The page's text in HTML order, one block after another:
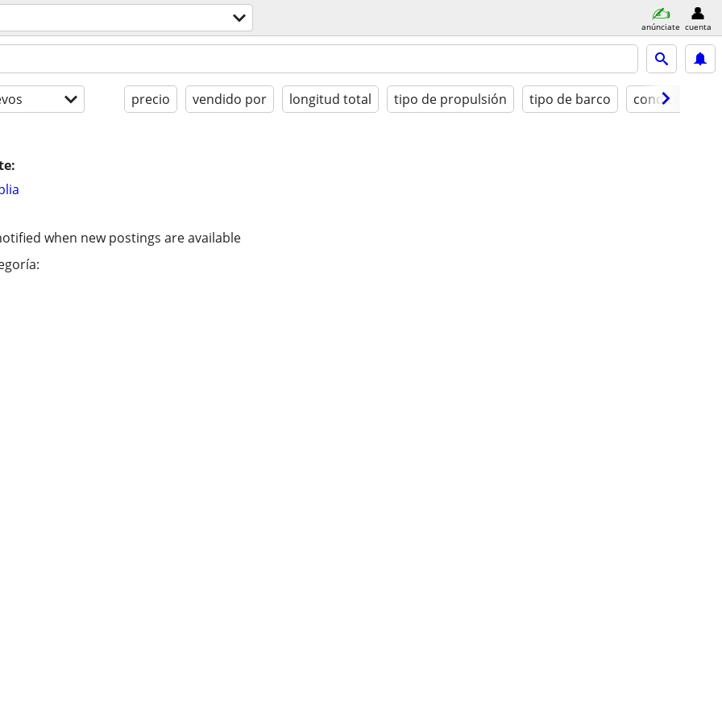
anúnciate cuenta
precio vendido por longitud total tipo de propulsión tipo de barco condición
when new postings are available